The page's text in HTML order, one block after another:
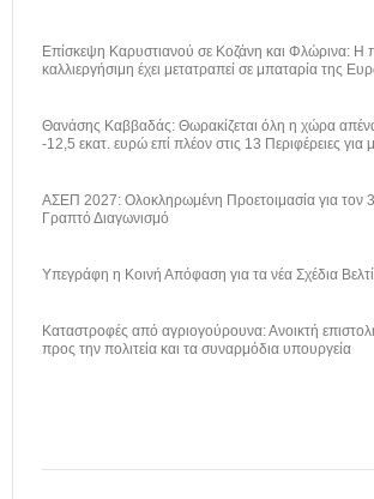
Επίσκεψη Καρυστιανού σε Κοζάνη και Φλώρινα: Η
καλλιεργήσιμη έχει μετατραπεί σε μπαταρία της
Θανάσης Καββαδάς: Θωρακίζεται όλη η χώρα
-12,5 εκατ. ευρώ επί πλέον στις 13 Περιφέρειες για
ΑΣΕΠ 2027: Ολοκληρωμένη Προετοιμασία για τον
Γραπτό Διαγωνισμό
Υπεγράφη η Κοινή Απόφαση για τα νέα Σχέδια
Καταστροφές από αγριογούρουνα: Ανοικτή
προς την πολιτεία και τα συναρμόδια υπουργεία